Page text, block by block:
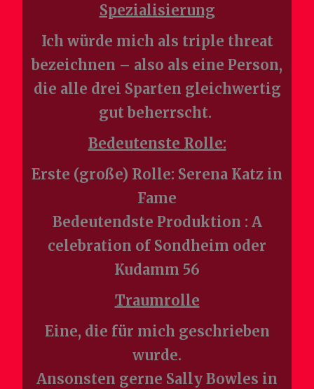
Spezialisierung
Ich würde mich als triple threat
bezeichnen – also als eine Person,
die alle drei Sparten gleichwertig
gut beherrscht.
Bedeutenste Rolle:
Erste (große) Rolle: Serena Katz in
Fame
Bedeutendste Produktion : A
celebration of Sondheim oder
Kudamm 56
Traumrolle
Eine, die für mich geschrieben
wurde.
Ansonsten gerne Sally Bowles in